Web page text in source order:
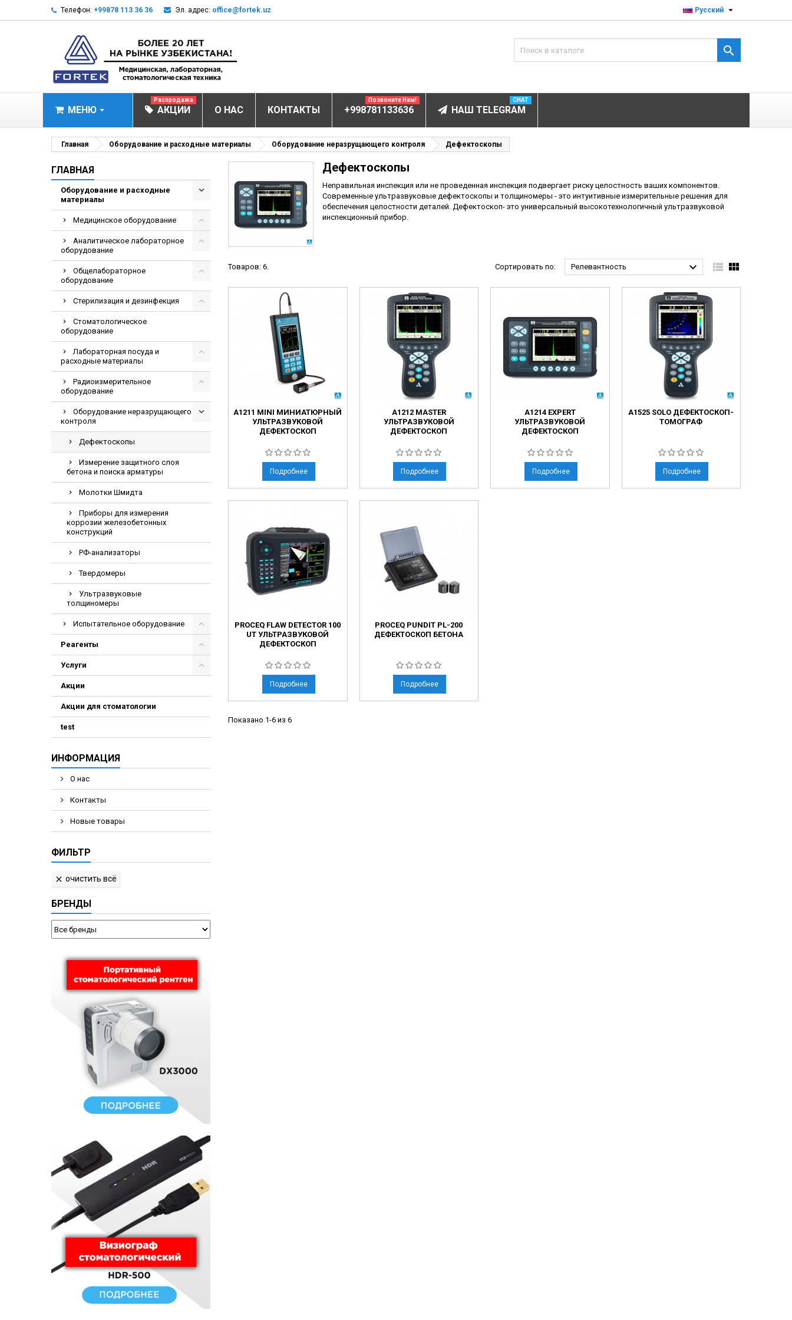
Телефон: +99878 113 36 36 Эл. адрес: office@fortek.uz Русский 

МЕНЮ
МЕДИЦИНСКОЕ ОБОРУДОВАНИЕ
Анализаторы газов и электролитов
Анализатор иммунофлюоресцентный
Анализаторы иммунохемилюминесцентные (ИХЛА)
Анализаторы мочи
Видеоэндоскопы
Гематологические анализаторы
Инкубаторы для новорожденных
ИФА-анализаторы и вошеры
ЛОР-Комбайны
Насосы шприцевые и инфузионные
ПЦР анализаторы
Рентгеновское оборудование и маммографы
Тракционные кровати
УЗИ аппараты
Электрокардиографы
Электрохирургические коагуляторы
Экстракторы нуклеиновых кислот
АКЦИИ
Распродажа
О НАС КОНТАКТЫ +998781133636
Позвоните Нам!
НАШ TELEGRAM
CHAT
Главная Оборудование и расходные материалы Оборудование неразрущающего контроля Дефектоскопы
ГЛАВНАЯ
Оборудование и расходные
материалы
Медицинское оборудование
Аналитическое лабораторное
оборудование
Общелабораторное
оборудование
Стерилизация и дезинфекция
Стоматологическое
оборудование
Лабораторная посуда и
расходные материалы
Радиоизмерительное
оборудование
Оборудование неразрущающего
контроля
Дефектоскопы
Измерение защитного слоя
бетона и поиска арматуры
Молотки Шмидта
Приборы для измерения
коррозии железобетонных
конструкций
РФ-анализаторы
Твердомеры
Ультразвуковые
толщиномеры
Испытательное оборудование
Реагенты
Услуги
Акции
Акции для стоматологии
test
ИНФОРМАЦИЯ
О нас
Контакты
Новые товары
ФИЛЬТР
 очистить всё
БРЕНДЫ
Дефектоскопы
Неправильная инспекция или не проведенная инспекция подвергает риску целостность ваших компонентов.
Современные ультразвуковые дефектоскопы и толщиномеры - это интуитивные измерительные решения для
обеспечения целостности деталей. Дефектоскоп- это универсальный высокотехнологичный ультразвуковой
инспекционный прибор.
Товаров: 6. Сортировать по: Релевантность   
А1211 MINI МИНИАТЮРНЫЙ
УЛЬТРАЗВУКОВОЙ
ДЕФЕКТОСКОП
Подробнее
А1212 MASTER
УЛЬТРАЗВУКОВОЙ
ДЕФЕКТОСКОП
Подробнее
А1214 EXPERT
УЛЬТРАЗВУКОВОЙ
ДЕФЕКТОСКОП
Подробнее
А1525 SOLO ДЕФЕКТОСКОП-
ТОМОГРАФ
Подробнее
PROCEQ FLAW DETECTOR 100
UT УЛЬТРАЗВУКОВОЙ
ДЕФЕКТОСКОП
Подробнее
PROCEQ PUNDIT PL-200
ДЕФЕКТОСКОП БЕТОНА
Подробнее
Показано 1-6 из 6